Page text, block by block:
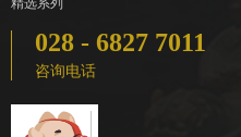
028 - 6827 7011
咨询电话